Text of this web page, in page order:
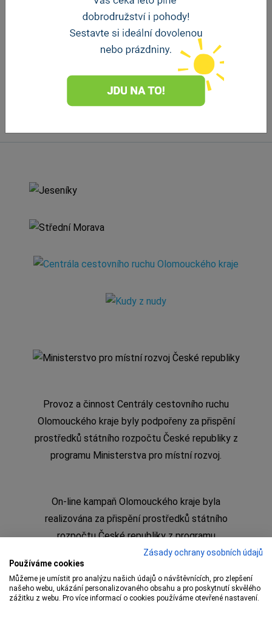
Informační centra
Propagační materiály
Náměty a připomínky
Provoz a činnost Centrály cestovního ruchu
Olomouckého kraje byly podpořeny za přispění
prostředků státního rozpočtu České republiky z
programu Ministerstva pro místní rozvoj.
On-line kampaň Olomouckého kraje byla
realizována za přispění prostředků státního
rozpočtu České republiky z programu
Ministerstva pro místní rozvojZásady ochrany osobních údajů
Používáme cookies
Můžeme je umístit pro analýzu našich údajů o návštěvnících, pro zlepšení
našeho webu, ukázání personalizovaného obsahu a pro poskytnutí skvělého
zážitku z webu. Pro více informací o cookies používáme otevřené nastavení.